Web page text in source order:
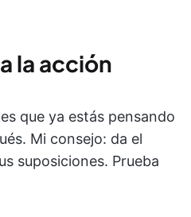
la acción
que ya estás pensando
Mi consejo: da el
suposiciones. Prueba